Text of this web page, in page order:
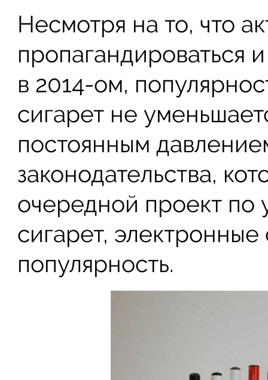
Несмотря на то, что
пропагандироваться
в 2014-ом,
сигарет не
постоянным
законодательства,
очередной проект по
сигарет,
популярность.